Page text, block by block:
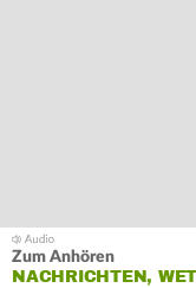
Zum Anhören
NACHRICHTEN,